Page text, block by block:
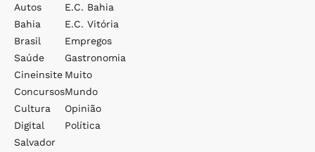
Autos
Bahia
Brasil
Saúde
Cineinsite
Concursos
Cultura
Digital
Salvador
E.c. Bahia
E.c. Vitória
Empregos
Gastronomia
Muito
Mundo
Opinião
Política